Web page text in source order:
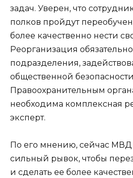
задач. Уверен, что
полков пройдут
более качественно нести
Реорганизация обязательно
подразделения,
общественной
Правоохранительным
необходима комплексная
эксперт.
По его мнению, сейчас МВД
сильный рывок, чтобы
и сделать ее более